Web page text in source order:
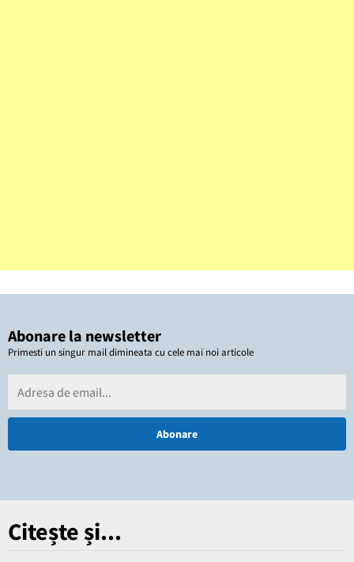
Abonare la newsletter
Primesti un singur mail dimineata cu cele mai noi articole
Citește și...